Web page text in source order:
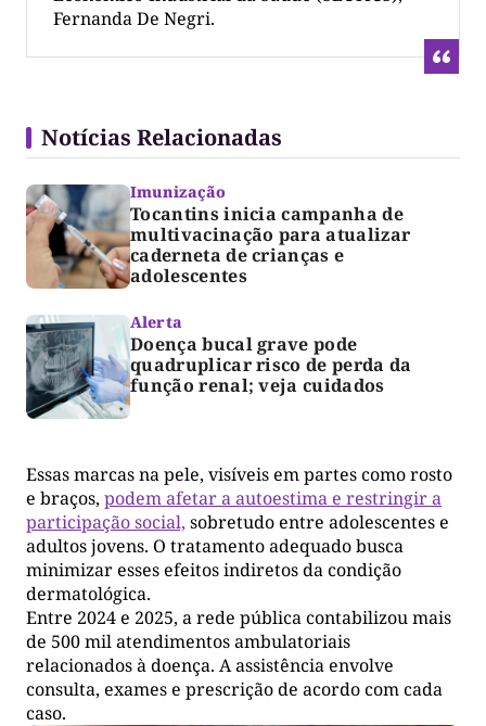
Fernanda De Negri.
Notícias Relacionadas
Imunização
Tocantins inicia campanha de
multivacinação para atualizar
caderneta de crianças e
adolescentes
Alerta
Doença bucal grave pode
quadruplicar risco de perda da
função renal; veja cuidados
Essas marcas na pele, visíveis em partes como rosto
e braços, podem afetar a autoestima e restringir a
participação social, sobretudo entre adolescentes e
adultos jovens. O tratamento adequado busca
minimizar esses efeitos indiretos da condição
dermatológica.
Entre 2024 e 2025, a rede pública contabilizou mais
de 500 mil atendimentos ambulatoriais
relacionados à doença. A assistência envolve
consulta, exames e prescrição de acordo com cada
caso.